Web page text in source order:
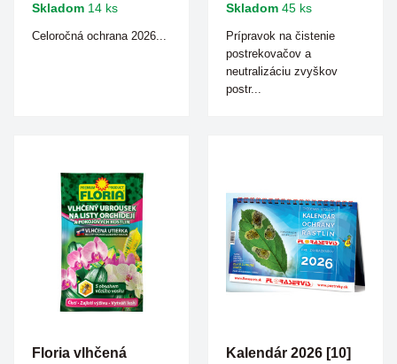
Skladom 14 ks
Celoročná ochrana 2026...
Skladom 45 ks
Prípravok na čistenie
postrekovačov a
neutralizáciu zvyškov
postr...
Floria vlhčená
Kalendár 2026 [10]